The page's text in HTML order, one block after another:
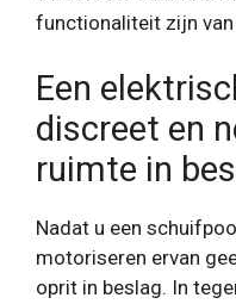
functionaliteit zijn
Een
discreet en
ruimte in
Nadat u een
motoriseren ervan
oprit in beslag. In